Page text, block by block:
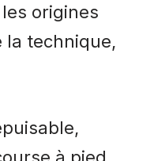
origines
la technique,